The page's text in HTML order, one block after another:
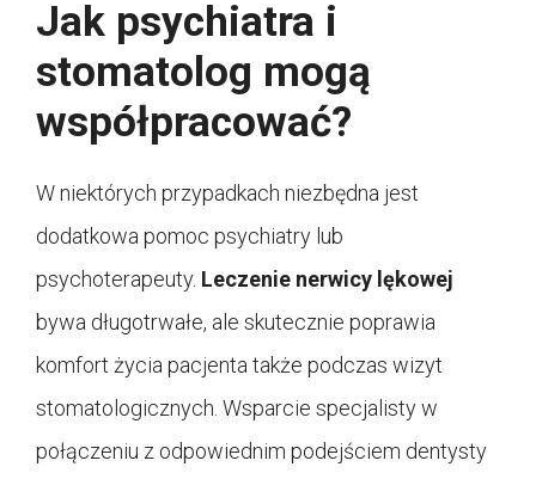
Jak psychiatra i
stomatolog mogą
współpracować?
W niektórych przypadkach niezbędna jest
dodatkowa pomoc psychiatry lub
psychoterapeuty. Leczenie nerwicy lękowej
bywa długotrwałe, ale skutecznie poprawia
komfort życia pacjenta także podczas wizyt
stomatologicznych. Wsparcie specjalisty w
połączeniu z odpowiednim podejściem dentysty